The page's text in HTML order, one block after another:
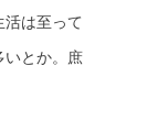
活は至って
いとか。庶